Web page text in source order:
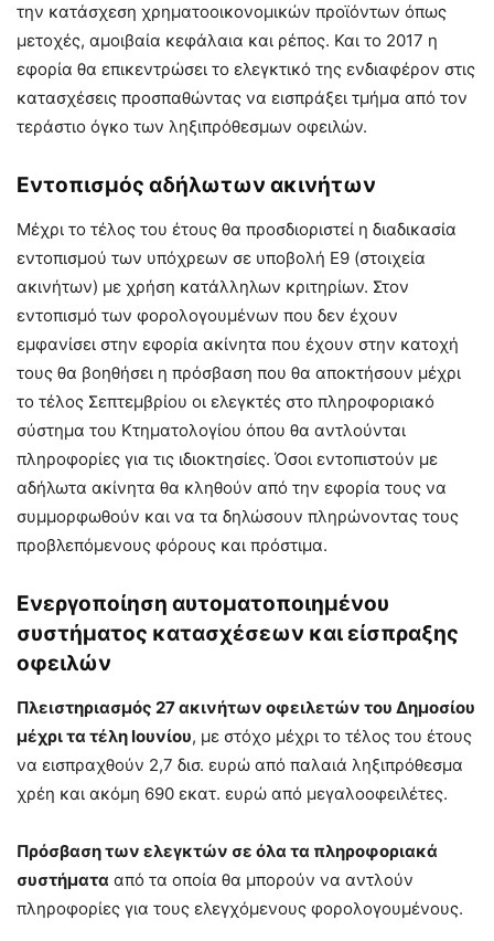
την κατάσχεση χρηματοοικονομικών προϊόντων όπως
μετοχές, αμοιβαία κεφάλαια και ρέπος. Και το 2017 η
εφορία θα επικεντρώσει το ελεγκτικό της ενδιαφέρον στις
κατασχέσεις προσπαθώντας να εισπράξει τμήμα από τον
τεράστιο όγκο των ληξιπρόθεσμων οφειλών.
Εντοπισμός αδήλωτων ακινήτων
Μέχρι το τέλος του έτους θα προσδιοριστεί η διαδικασία
εντοπισμού των υπόχρεων σε υποβολή Ε9 (στοιχεία
ακινήτων) με χρήση κατάλληλων κριτηρίων. Στον
εντοπισμό των φορολογουμένων που δεν έχουν
εμφανίσει στην εφορία ακίνητα που έχουν στην κατοχή
τους θα βοηθήσει η πρόσβαση που θα αποκτήσουν μέχρι
το τέλος Σεπτεμβρίου οι ελεγκτές στο πληροφοριακό
σύστημα του Κτηματολογίου όπου θα αντλούνται
πληροφορίες για τις ιδιοκτησίες. Όσοι εντοπιστούν με
αδήλωτα ακίνητα θα κληθούν από την εφορία τους να
συμμορφωθούν και να τα δηλώσουν πληρώνοντας τους
προβλεπόμενους φόρους και πρόστιμα.
Ενεργοποίηση αυτοματοποιημένου
συστήματος κατασχέσεων και είσπραξης
οφειλών
Πλειστηριασμός 27 ακινήτων οφειλετών του Δημοσίου
μέχρι τα τέλη Ιουνίου, με στόχο μέχρι το τέλος του έτους
να εισπραχθούν 2,7 δισ. ευρώ από παλαιά ληξιπρόθεσμα
χρέη και ακόμη 690 εκατ. ευρώ από μεγαλοοφειλέτες.
Πρόσβαση των ελεγκτών σε όλα τα πληροφοριακά
συστήματα από τα οποία θα μπορούν να αντλούν
πληροφορίες για τους ελεγχόμενους φορολογουμένους.